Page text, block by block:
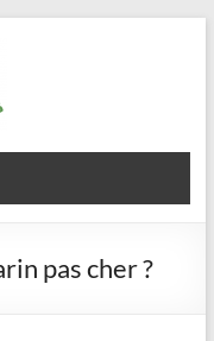
pas cher ?